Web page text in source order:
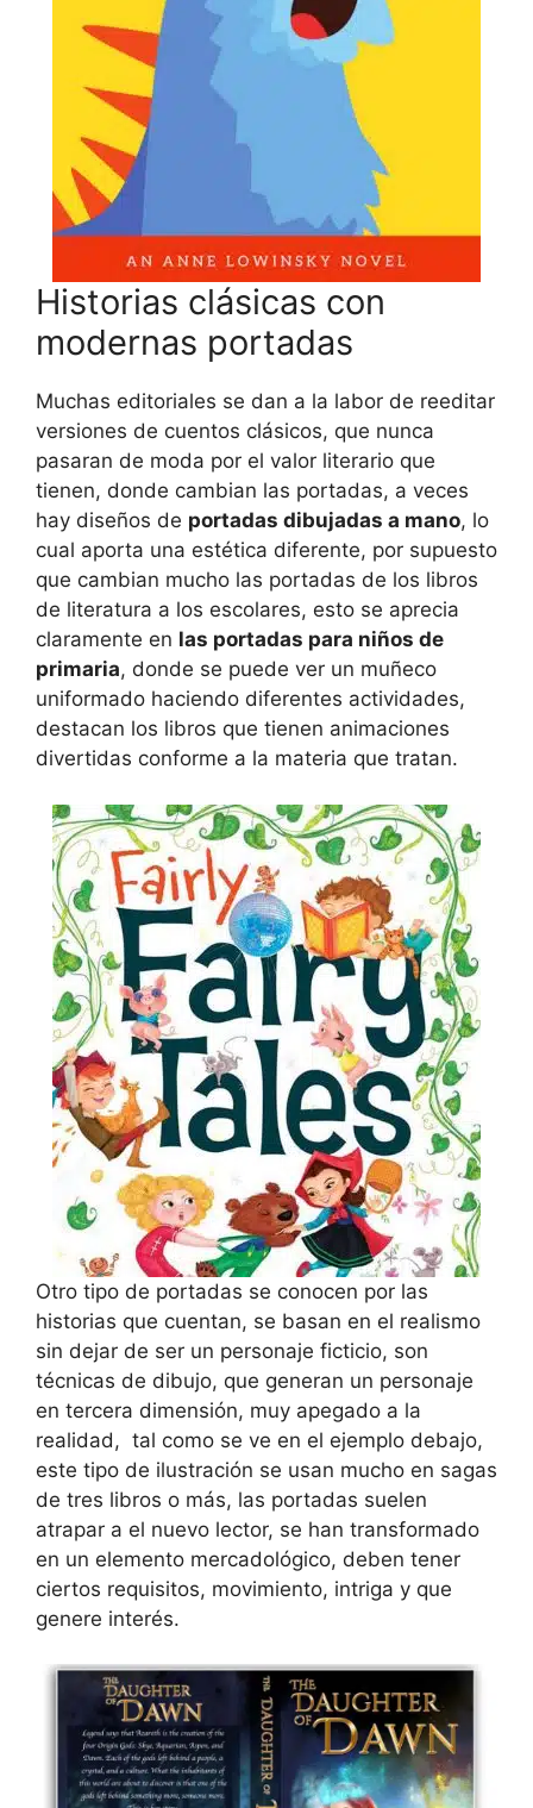
Historias clásicas con
modernas portadas
Muchas editoriales se dan a la labor de reeditar
versiones de cuentos clásicos, que nunca
pasaran de moda por el valor literario que
tienen, donde cambian las portadas, a veces
hay diseños de portadas dibujadas a mano, lo
cual aporta una estética diferente, por supuesto
que cambian mucho las portadas de los libros
de literatura a los escolares, esto se aprecia
claramente en las portadas para niños de
primaria, donde se puede ver un muñeco
uniformado haciendo diferentes actividades,
destacan los libros que tienen animaciones
divertidas conforme a la materia que tratan.
Otro tipo de portadas se conocen por las
historias que cuentan, se basan en el realismo
sin dejar de ser un personaje ficticio, son
técnicas de dibujo, que generan un personaje
en tercera dimensión, muy apegado a la
realidad, tal como se ve en el ejemplo debajo,
este tipo de ilustración se usan mucho en sagas
de tres libros o más, las portadas suelen
atrapar a el nuevo lector, se han transformado
en un elemento mercadológico, deben tener
ciertos requisitos, movimiento, intriga y que
genere interés.